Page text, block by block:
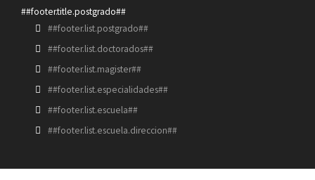
##footer.title.postgrado##
##footer.list.postgrado##
##footer.list.doctorados##
##footer.list.magister##
##footer.list.especialidades##
##footer.list.escuela##
##footer.list.escuela.direccion##